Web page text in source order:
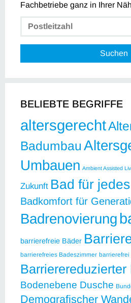
Fachbetriebe ganz in Ihrer
Suchen
BELIEBTE BEGRIFFE
altersgerecht
Badumbau
Umbauen Ambient Assisted
Zukunft Bad für
Badkomfort für
Badrenovierung
barrierefreie Bäder
barrierefreies Badeszimmer barrierefrei
Barrierereduzierter
Bodenebene Dusche
Demografischer